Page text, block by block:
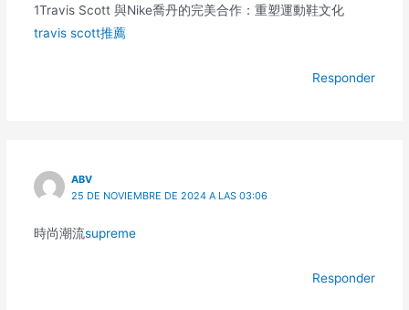
1Travis Scott 與Nike喬丹的完美合作：重塑運動鞋文化
travis scott推薦
Responder
ABV
25 DE NOVIEMBRE DE 2024 A LAS 03:06
時尚潮流supreme
Responder